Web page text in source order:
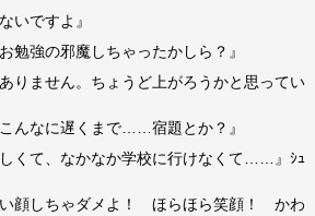
いですよ』
強の邪魔しちゃったかしら？』
りません。ちょうど上がろうかと思ってい
んなに遅くまで……宿題とか？』
くて、なかなか学校に行けなくて……』ｼｭ
顔しちゃダメよ！ ほらほら笑顔！ かわ